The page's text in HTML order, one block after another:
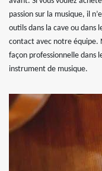
passion sur la musique, il
outils dans la cave ou
contact avec notre équipe.
façon professionnelle dans
instrument de musique.